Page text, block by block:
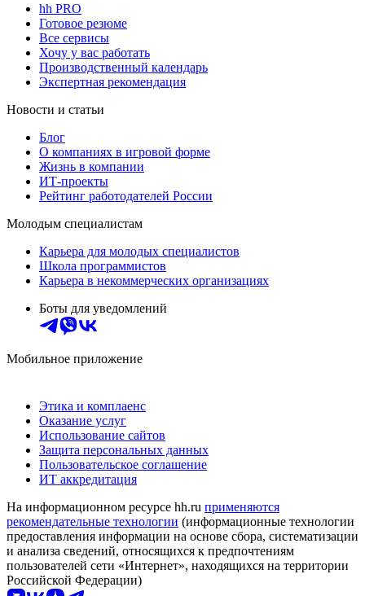
hh PRO
Готовое резюме
Все сервисы
Хочу у вас работать
Производственный календарь
Экспертная рекомендация
Новости и статьи
Блог
О компаниях в игровой форме
Жизнь в компании
ИТ-проекты
Рейтинг работодателей России
Молодым специалистам
Карьера для молодых специалистов
Школа программистов
Карьера в некоммерческих организациях
Боты для уведомлений
Мобильное приложение
Этика и комплаенс
Оказание услуг
Использование сайтов
Защита персональных данных
Пользовательское соглашение
ИТ аккредитация
На информационном ресурсе hh.ru применяются
рекомендательные технологии (информационные технологии
предоставления информации на основе сбора, систематизации
и анализа сведений, относящихся к предпочтениям
пользователей сети «Интернет», находящихся на территории
Российской Федерации)